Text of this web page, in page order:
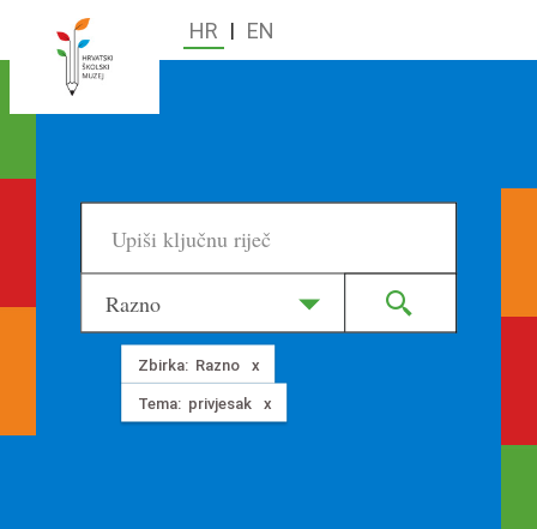
HR | EN
Razno
Zbirka: Razno
Tema: privjesak